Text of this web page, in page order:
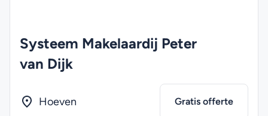
Systeem Makelaardij Peter
van Dijk
Hoeven Gratis offerte